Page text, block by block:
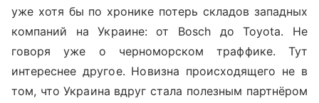
уже хотя бы по хронике потерь складов западных
компаний на Украине: от Bosch до Toyota. Не
говоря уже о черноморском траффике. Тут
интереснее другое. Новизна происходящего не в
том, что Украина вдруг стала полезным партнёром